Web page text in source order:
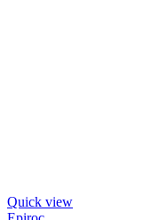
Quick view